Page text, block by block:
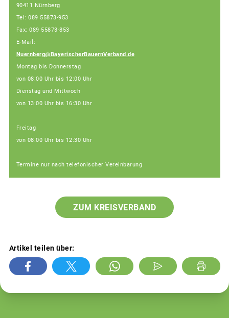
90411 Nürnberg
Tel: 089 55873-953
Fax: 089 55873-853
E-Mail:
Nuernberg@BayerischerBauernVerband.de
Montag bis Donnerstag
von 08:00 Uhr bis 12:00 Uhr
Dienstag und Mittwoch
von 13:00 Uhr bis 16:30 Uhr
Freitag
von 08:00 Uhr bis 12:30 Uhr
Termine nur nach telefonischer Vereinbarung
ZUM KREISVERBAND
Artikel teilen über: